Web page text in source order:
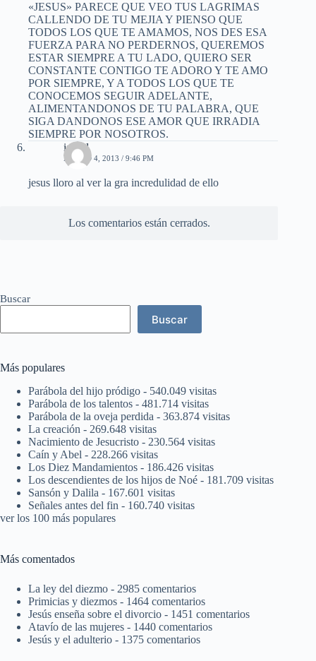
«JESUS» PARECE QUE VEO TUS LAGRIMAS
CALLENDO DE TU MEJIA Y PIENSO QUE
TODOS LOS QUE TE AMAMOS, NOS DES ESA
FUERZA PARA NO PERDERNOS, QUEREMOS
ESTAR SIEMPRE A TU LADO, QUIERO SER
CONSTANTE CONTIGO TE ADORO Y TE AMO
POR SIEMPRE, Y A TODOS LOS QUE TE
CONOCEMOS SEGUIR ADELANTE,
ALIMENTANDONOS DE TU PALABRA, QUE
SIGA DANDONOS ESE AMOR QUE IRRADIA
SIEMPRE POR NOSOTROS.
isabel
MARZO 4, 2013 / 9:46 PM
jesus lloro al ver la gra incredulidad de ello
Los comentarios están cerrados.
Buscar
Buscar
Más populares
Parábola del hijo pródigo - 540.049 visitas
Parábola de los talentos - 481.714 visitas
Parábola de la oveja perdida - 363.874 visitas
La creación - 269.648 visitas
Nacimiento de Jesucristo - 230.564 visitas
Caín y Abel - 228.266 visitas
Los Diez Mandamientos - 186.426 visitas
Los descendientes de los hijos de Noé - 181.709 visitas
Sansón y Dalila - 167.601 visitas
Señales antes del fin - 160.740 visitas
ver los 100 más populares
Más comentados
La ley del diezmo - 2985 comentarios
Primicias y diezmos - 1464 comentarios
Jesús enseña sobre el divorcio - 1451 comentarios
Atavío de las mujeres - 1440 comentarios
Jesús y el adulterio - 1375 comentarios